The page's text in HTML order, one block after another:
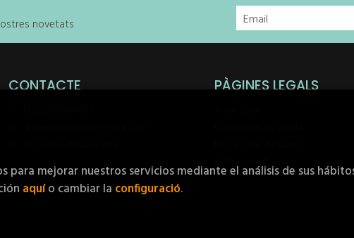
novetats
CONTACTE PÀGINES LEGALS
Política de Cookies
para mejorar nuestros servicios mediante el análisis de sus
aquío cambiar la configuració.